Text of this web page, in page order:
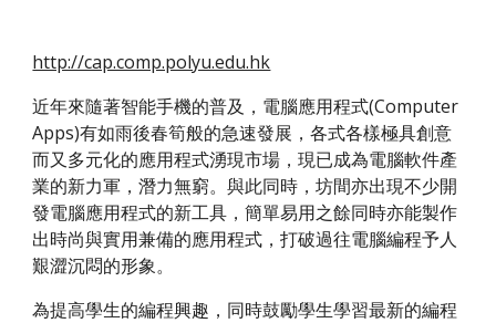
http://cap.comp.polyu.edu.hk
近年來隨著智能手機的普及，電腦應用程式(Computer
Apps)有如雨後春筍般的急速發展，各式各樣極具創意
而又多元化的應用程式湧現市場，現已成為電腦軟件產
業的新力軍，潛力無窮。與此同時，坊間亦出現不少開
發電腦應用程式的新工具，簡單易用之餘同時亦能製作
出時尚與實用兼備的應用程式，打破過往電腦編程予人
艱澀沉悶的形象。
為提高學生的編程興趣，同時鼓勵學生學習最新的編程